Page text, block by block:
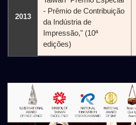
2013
- Prêmio de Contribuição
da Indústria de
Impressão," (10ª
edições)